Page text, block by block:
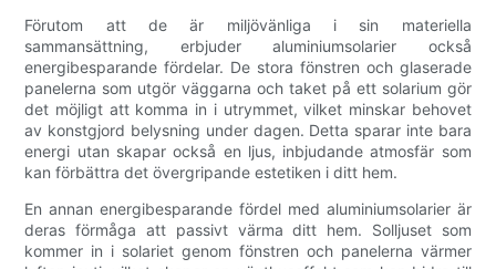
Förutom att de är miljövänliga i sin materiella
sammansättning, erbjuder aluminiumsolarier också
energibesparande fördelar. De stora fönstren och glaserade
panelerna som utgör väggarna och taket på ett solarium gör
det möjligt att komma in i utrymmet, vilket minskar behovet
av konstgjord belysning under dagen. Detta sparar inte bara
energi utan skapar också en ljus, inbjudande atmosfär som
kan förbättra det övergripande estetiken i ditt hem.
En annan energibesparande fördel med aluminiumsolarier är
deras förmåga att passivt värma ditt hem. Solljuset som
kommer in i solariet genom fönstren och panelerna värmer